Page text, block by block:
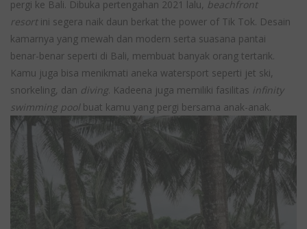
pergi ke Bali. Dibuka pertengahan 2021 lalu, beachfront
resort ini segera naik daun berkat the power of Tik Tok. Desain
kamarnya yang mewah dan modern serta suasana pantai
benar-benar seperti di Bali, membuat banyak orang tertarik.
Kamu juga bisa menikmati aneka watersport seperti jet ski,
snorkeling, dan diving. Kadeena juga memiliki fasilitas infinity
swimming poolbuat kamu yang pergi bersama anak-anak.